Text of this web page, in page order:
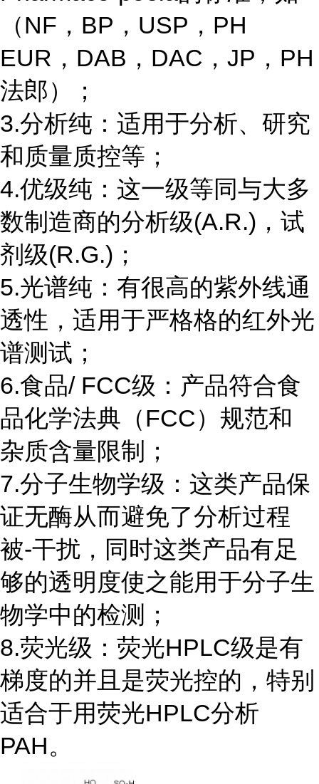
（NF，BP，USP，PH
EUR，DAB，DAC，JP，PH
法郎）；
3.分析纯：适用于分析、研究
和质量质控等；
4.优级纯：这一级等同与大多
数制造商的分析级(A.R.)，试
剂级(R.G.)；
5.光谱纯：有很高的紫外线通
透性，适用于严格格的红外光
谱测试；
6.食品/ FCC级：产品符合食
品化学法典（FCC）规范和
杂质含量限制；
7.分子生物学级：这类产品保
证无酶从而避免了分析过程
被-干扰，同时这类产品有足
够的透明度使之能用于分子生
物学中的检测；
8.荧光级：荧光HPLC级是有
梯度的并且是荧光控的，特别
适合于用荧光HPLC分析
PAH。